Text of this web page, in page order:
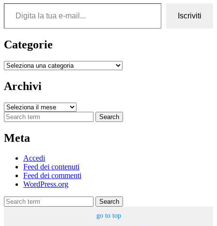
Digita la tua e-mail...
Iscriviti
Categorie
Categorie
Archivi
Archivi
Search
Meta
Accedi
Feed dei contenuti
Feed dei commenti
WordPress.org
Search
go to top